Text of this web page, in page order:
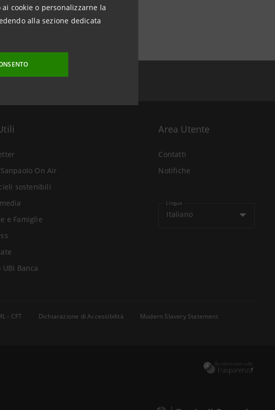
cookie o personalizzarne la
alla sezione dedicata
On Air
sostenibili
e Famiglie
UBI Banca
Area Utente
Contatti
Notifiche
Lingua
Italiano
- CFT Dichiarazione di Accessibilità
Modern Slavery Statement